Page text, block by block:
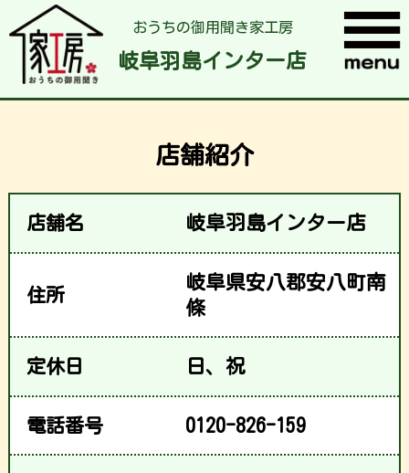
おうちの御用聞き家工房
岐阜羽島インター店
店舗紹介
店舗名 岐阜羽島インター店
住所
岐阜県安八郡安八町南
條
定休日 日、祝
電話番号 0120-826-159